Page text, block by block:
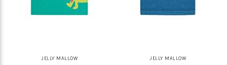
JELLY MALLOW JELLY MALLOW